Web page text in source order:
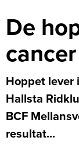
De
cancer
Hoppet lever
Hallsta
BCF
resultat...